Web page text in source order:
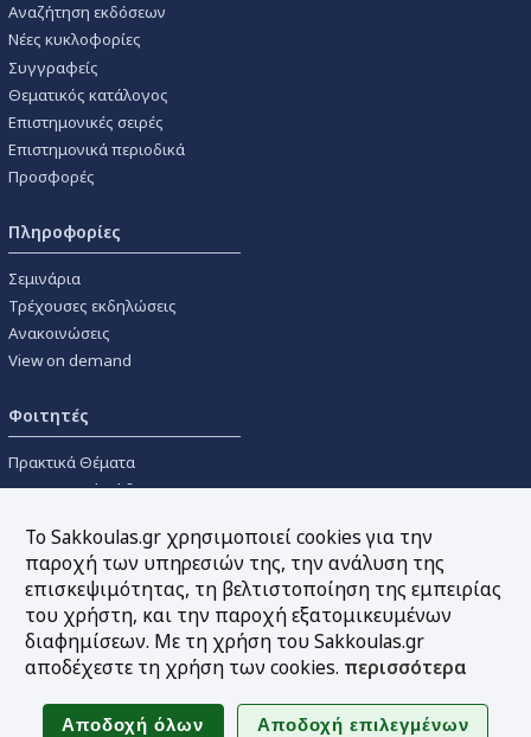
Αναζήτηση εκδόσεων
Νέες κυκλοφορίες
Συγγραφείς
Θεματικός κατάλογος
Επιστημονικές σειρές
Επιστημονικά περιοδικά
Προσφορές
Πληροφορίες
Σεμινάρια
Τρέχουσες εκδηλώσεις
Ανακοινώσεις
View on demand
Φοιτητές
Πρακτικά Θέματα
Οικονομικοί Κώδικες
Συγγραμμάτων
Εργαλεία
Online υπολογισμός τόκων
Υπηρεσία Ηλεκτρονικής
Sitemap
Το Sakkoulas.gr χρησιμοποιεί cookies για την
παροχή των υπηρεσιών της, την ανάλυση της
επισκεψιμότητας, τη βελτιστοποίηση της εμπειρίας
του χρήστη, και την παροχή εξατομικευμένων
διαφημίσεων. Με τη χρήση του Sakkoulas.gr
αποδέχεστε τη χρήση των cookies. περισσότερα